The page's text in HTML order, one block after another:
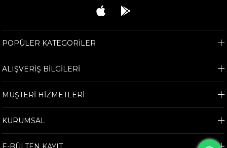
POPÜLER KATEGORİLER
ALIŞVERİŞ BİLGİLERİ
MÜŞTERİ HİZMETLERİ
KURUMSAL